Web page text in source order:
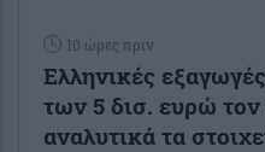
10 ώρες πριν
Ελληνικές
των 5 δισ. ευρώ τον
αναλυτικά τα